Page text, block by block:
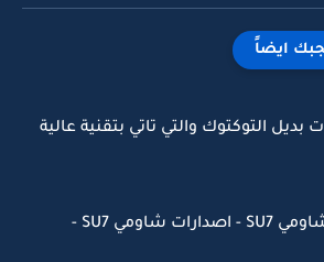
ايضاً
بديل التوكتوك والتي تاتي بتقنية عالية
ممبزات سيارة شاومي SU7 - اصدارات شاومي SU7 -